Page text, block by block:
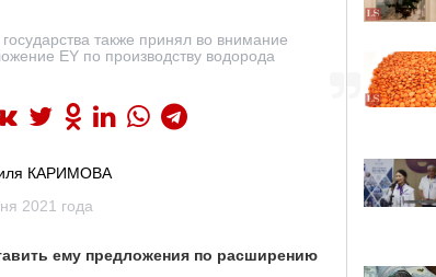
государства также принял во внимание
EY по производству водорода
КАРИМОВА
2021 года
ему предложения по расширению